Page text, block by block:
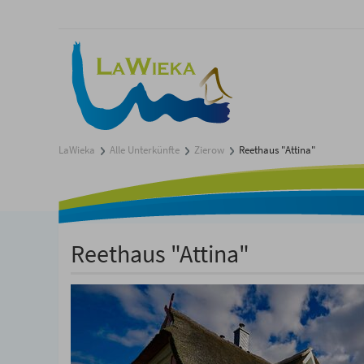
LaWieka Alle Unterkünfte Zierow Reethaus "Attina"
Reethaus "Attina"